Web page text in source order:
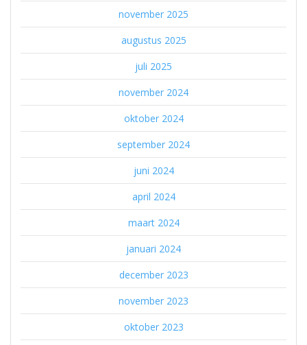
november 2025
augustus 2025
juli 2025
november 2024
oktober 2024
september 2024
juni 2024
april 2024
maart 2024
januari 2024
december 2023
november 2023
oktober 2023